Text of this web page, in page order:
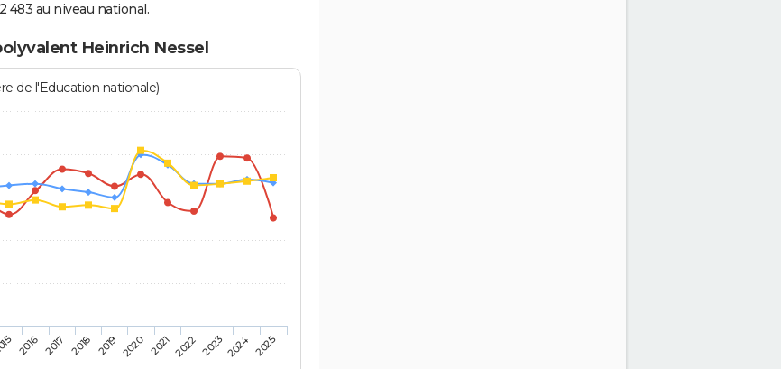
483 au niveau national.
Heinrich Nessel
de l'Education nationale)
2016 2017 2018 2019 2020 2021 2022 2023 2024 2025